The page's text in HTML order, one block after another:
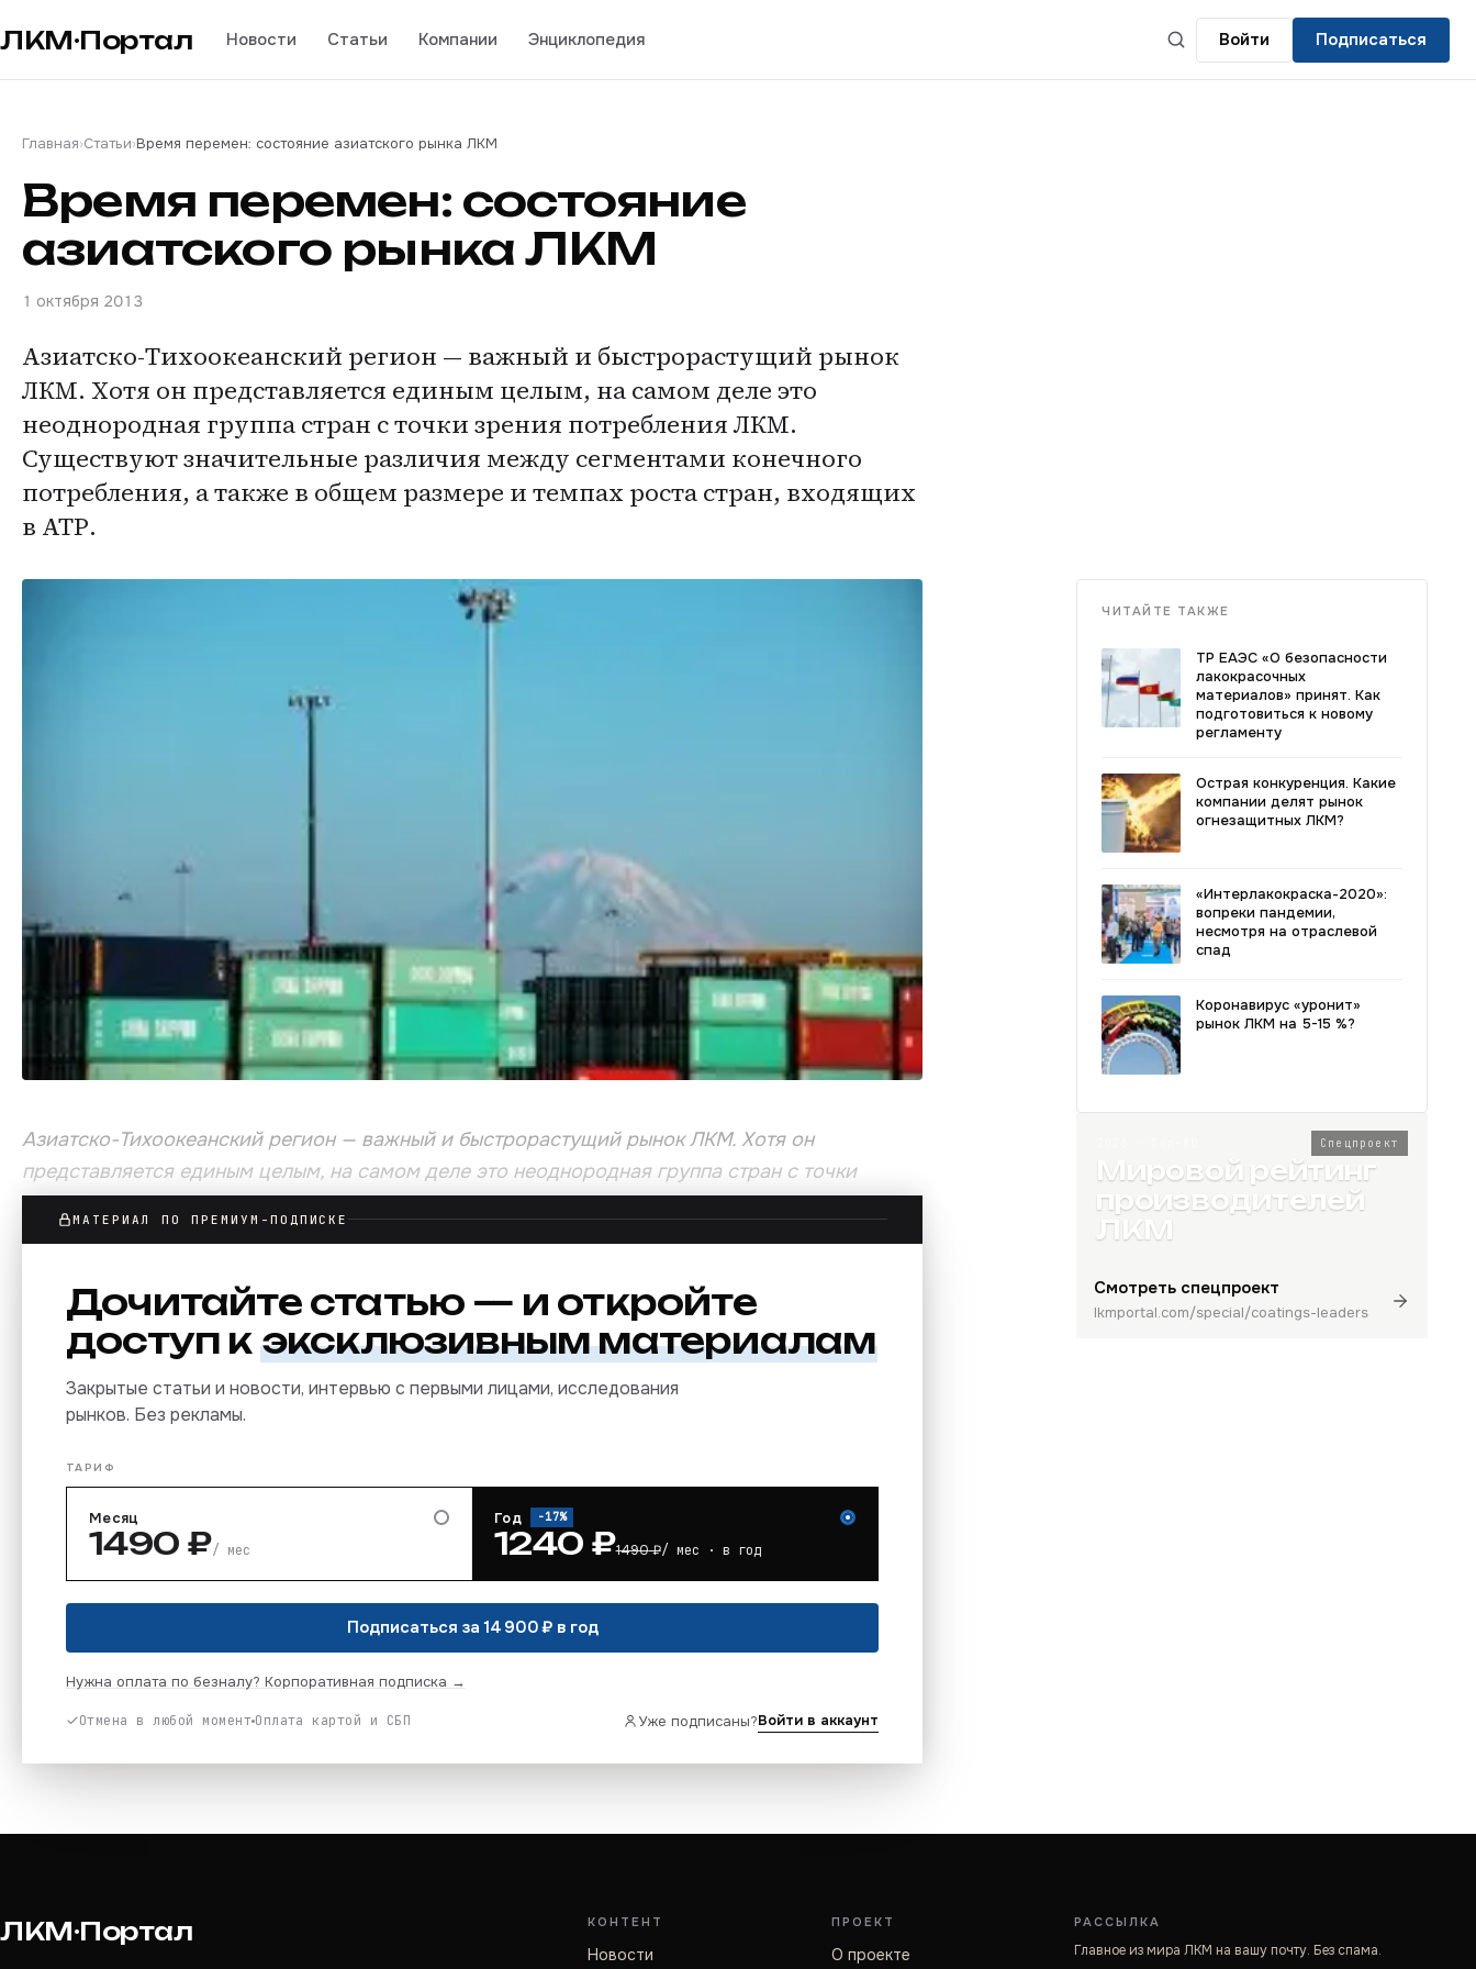
ЛКМ·Портал Новости Статьи Компании Энциклопедия Войти Подписаться
Главная›Статьи›Время перемен: состояние азиатского рынка ЛКМ
Время перемен: состояние
азиатского рынка ЛКМ
1 октября 2013
Азиатско-Тихоокеанский регион — важный и быстрорастущий рынок
ЛКМ. Хотя он представляется единым целым, на самом деле это
неоднородная группа стран с точки зрения потребления ЛКМ.
Существуют значительные различия между сегментами конечного
потребления, а также в общем размере и темпах роста стран, входящих
в АТР.
Азиатско-Тихоокеанский регион — важный и быстрорастущий рынок ЛКМ. Хотя он
представляется единым целым, на самом деле это неоднородная группа стран с точки
зрения потребления ЛКМ. Существуют значительные различия между сегментами конечного
потребления, а также в общем размере и темпах роста стран, входящих в АТР.
Драйверы роста
МАТЕРИАЛ ПО ПРЕМИУМ-ПОДПИСКЕ
Дочитайте статью — и откройте
доступ к эксклюзивным материалам
Закрытые статьи и новости, интервью с первыми лицами, исследования
рынков. Без рекламы.
ТАРИФ
Месяц
1490 ₽/ мес
Год −17%
1240 ₽1490₽/ мес · в год
Подписаться за 14 900 ₽ в год
Нужна оплата по безналу? Корпоративная подписка →
Отмена в любой момент Оплата картой и СБП Уже подписаны?Войти в аккаунт
ЧИТАЙТЕ ТАКЖЕ
ТР ЕАЭС «О безопасности
лакокрасочных
материалов» принят. Как
подготовиться к новому
регламенту
Острая конкуренция. Какие
компании делят рынок
огнезащитных ЛКМ?
«Интерлакокраска-2020»:
вопреки пандемии,
несмотря на отраслевой
спад
Коронавирус «уронит»
рынок ЛКМ на 5-15 %?
Спецпроект
Мировой рейтинг
производителей
ЛКМ
Смотреть спецпроект
lkmportal.com/special/coatings-leaders
ЛКМ·Портал КОНТЕНТ
Новости
ПРОЕКТ
О проекте
РАССЫЛКА
Главное из мира ЛКМ на вашу почту. Без спама.